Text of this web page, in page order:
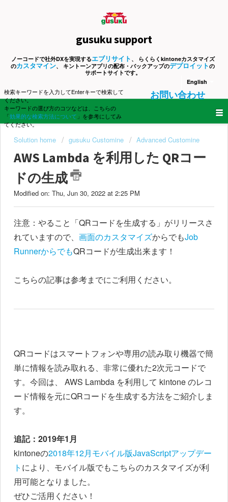
gusuku support
ノーコードで社外DXを実現するエブリサイト 、 らくらくkintoneカスタマイズ
のカスタマイン、 キントーンアプリの配布・バックアップのデプロイットの
サポートサイトです。
English
検索キーワードを入力してEnterキーで検索して
ください。
キーワードの選び方のコツなどは、こちらの
「効果的な検索方法について 」を参考にしてみ
てください。
お問い合わせ
Solution home gusuku Customine Advanced Customine
AWS Lambda を利用した QRコー
ドの生成
Modified on: Thu, Jun 30, 2022 at 2:25 PM
注意：やること「QRコードを生成する」がリリースさ
れていますので、 画面のカスタマイズからでもJob
RunnerからでもQRコードが生成出来ます！
こちらの記事は参考までにご利用ください。
QRコードはスマートフォンや専用の読み取り機器で簡
単に情報を読み取れる、非常に優れた2次元コードで
す。今回は、 AWS Lambda を利用して kintone のレコ
ード情報を元にQRコードを生成する方法をご紹介しま
す。
追記：2019年1月
kintoneの2018年12月モバイル版JavaScriptアップデー
ト により、モバイル版でもこちらのカスタマイズが利
用可能となりました。
ぜひご活用ください！